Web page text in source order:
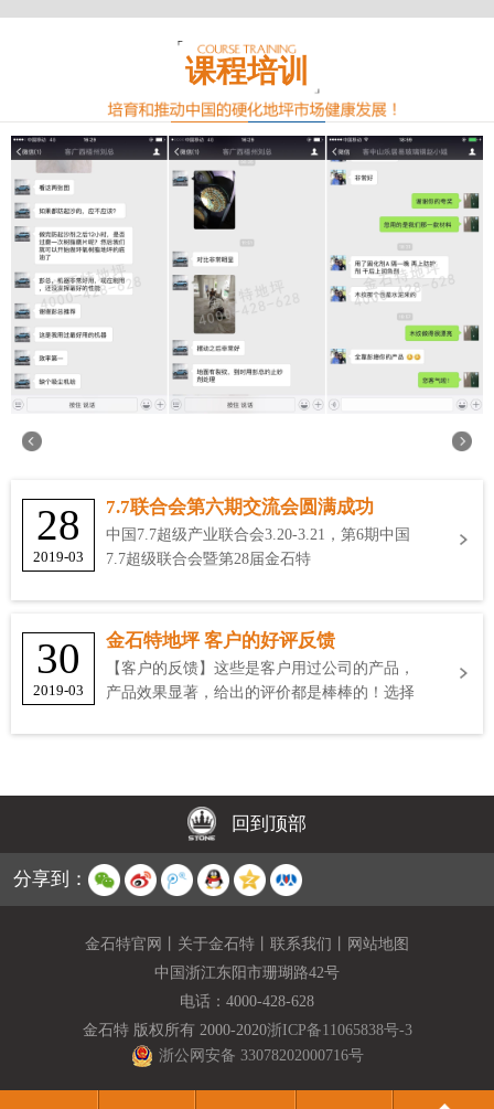
课程培训
28
2019-03
7.7联合会第六期交流会圆满成功
中国7.7超级产业联合会3.20-3.21，第6期中国
7.7超级联合会暨第28届金石特
30
2019-03
金石特地坪 客户的好评反馈
【客户的反馈】这些是客户用过公司的产品，
产品效果显著，给出的评价都是棒棒的！选择
回到顶部
分享到：
金石特官网 关于金石特 联系我们
网站地图
中国浙江东阳市珊瑚路42号
电话： 4000-428-628
金石特 版权所有 2000-2020浙ICP备11065838号-3
浙公网安备 33078202000716号